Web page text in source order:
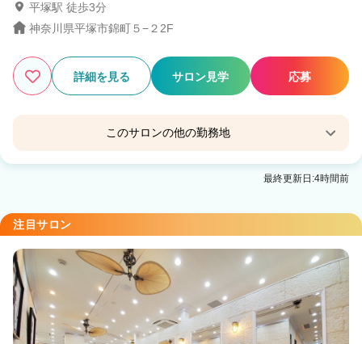
平塚駅 徒歩3分
神奈川県平塚市錦町５−２2F
詳細を見る サロン見学 応募
このサロンの他の勤務地
Familia by little 平塚【ファミリア バイ リトル】
最終更新日:4時間前
注目サロン